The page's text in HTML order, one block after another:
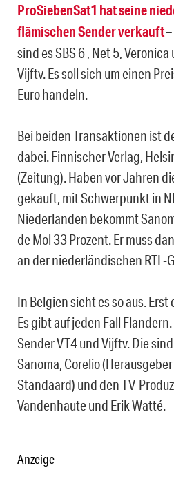
ProSiebenSat1 hat seine
flämischen Sender verkauft
sind es SBS 6 , Net 5,
Vijftv. Es soll sich um einen
Euro handeln.
Bei beiden Transaktionen ist
dabei. Finnischer Verlag,
(Zeitung). Haben vor Jahren
gekauft, mit Schwerpunkt in
Niederlanden bekommt
de Mol 33 Prozent. Er muss
an der niederländischen RTL-
In Belgien sieht es so aus.
Es gibt auf jeden Fall
Sender VT4 und Vijftv. Die
Sanoma, Corelio
Standaard) und den TV-
Vandenhaute und Erik Watté.
Anzeige